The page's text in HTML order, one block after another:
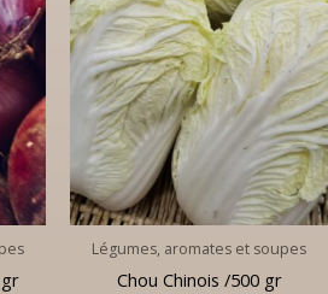
Légumes, aromates et soupes
Chou Chinois /500 gr